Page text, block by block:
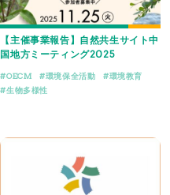
【主催事業報告】自然共生サイト中
国地方ミーティング2025
OECM 環境保全活動
環境教育
生物多様性